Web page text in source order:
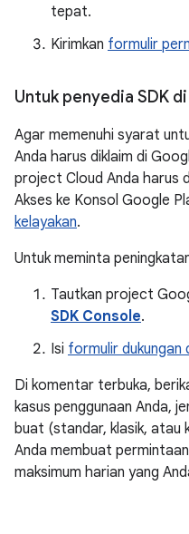
tepat.
Kirimkan formulir
Untuk penyedia SDK
Agar memenuhi syarat
Anda harus diklaim di
project Cloud Anda harus
Akses ke Konsol Google
kelayakan.
Untuk meminta
Tautkan project
SDK Console.
Isi formulir dukungan
Di komentar terbuka,
kasus penggunaan Anda,
buat (standar, klasik, atau
Anda membuat
maksimum harian yang